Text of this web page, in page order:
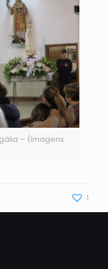
– (Imagens
1